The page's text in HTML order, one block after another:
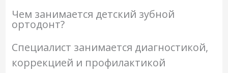
Чем занимается детский зубной
ортодонт?
Специалист занимается диагностикой,
коррекцией и профилактикой